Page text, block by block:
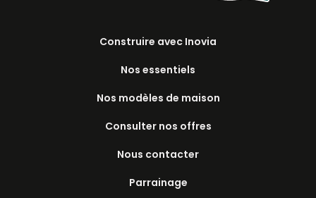
Construire avec Inovia
Nos essentiels
Nos modèles de maison
Consulter nos offres
Nous contacter
Parrainage